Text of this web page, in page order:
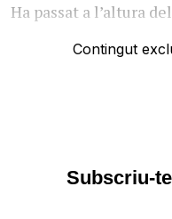
Ha passat a l’altura
Contingut